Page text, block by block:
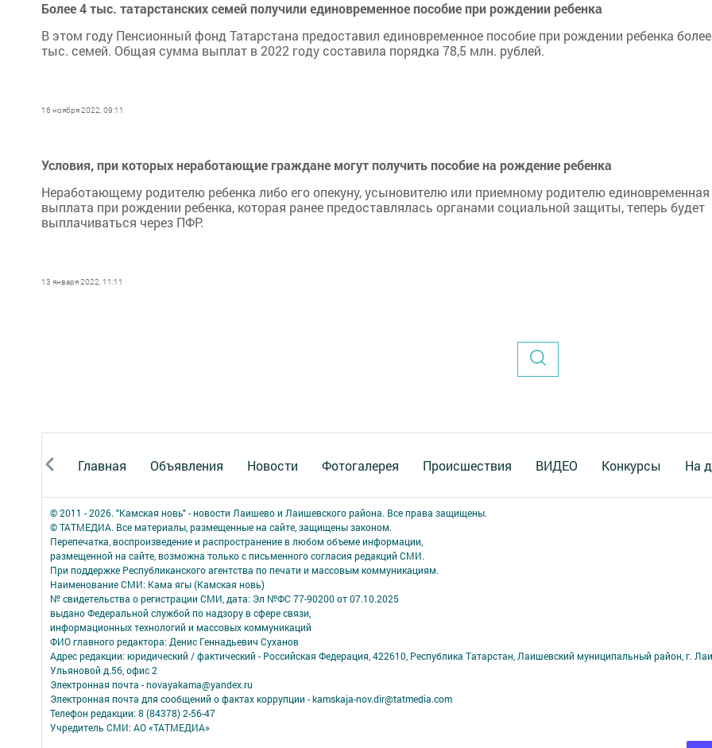
Более 4 тыс. татарстанских семей получили единовременное пособие при рождении ребенка
В этом году Пенсионный фонд Татарстана предоставил единовременное пособие при рождении ребенка
тыс. семей. Общая сумма выплат в 2022 году составила порядка 78,5 млн. рублей.
16 ноября 2022, 09:11
Условия, при которых неработающие граждане могут получить пособие на рождение ребенка
Неработающему родителю ребенка либо его опекуну, усыновителю или приемному родителю единовременная
выплата при рождении ребенка, которая ранее предоставлялась органами социальной защиты, теперь будет
выплачиваться через ПФР.
13 января 2022, 11:11
Главная Объявления Новости Фотогалерея Происшествия ВИДЕО Конкурсы На
© 2011 - 2026. "Камская новь" - новости Лаишево и Лаишевского района. Все права защищены.
© ТАТМЕДИА. Все материалы, размещенные на сайте, защищены законом.
Перепечатка, воспроизведение и распространение в любом объеме информации,
размещенной на сайте, возможна только с письменного согласия редакций СМИ.
При поддержке Республиканского агентства по печати и массовым коммуникациям.
Наименование СМИ: Кама ягы (Камская новь)
№ свидетельства о регистрации СМИ, дата: Эл №ФC 77-90200 от 07.10.2025
выдано Федеральной службой по надзору в сфере связи,
информационных технологий и массовых коммуникаций
ФИО главного редактора: Денис Геннадьевич Суханов
Адрес редакции: юридический / фактический - Российская Федерация, 422610, Республика Татарстан, Лаишевский муниципальный район, г.
Ульяновой д.56, офис 2
Электронная почта - novayakama@yandex.ru
Электронная почта для сообщений о фактах коррупции - kamskaja-nov.dir@tatmedia.com
Телефон редакции: 8 (84378) 2-56-47
Учредитель СМИ: АО «ТАТМЕДИА»